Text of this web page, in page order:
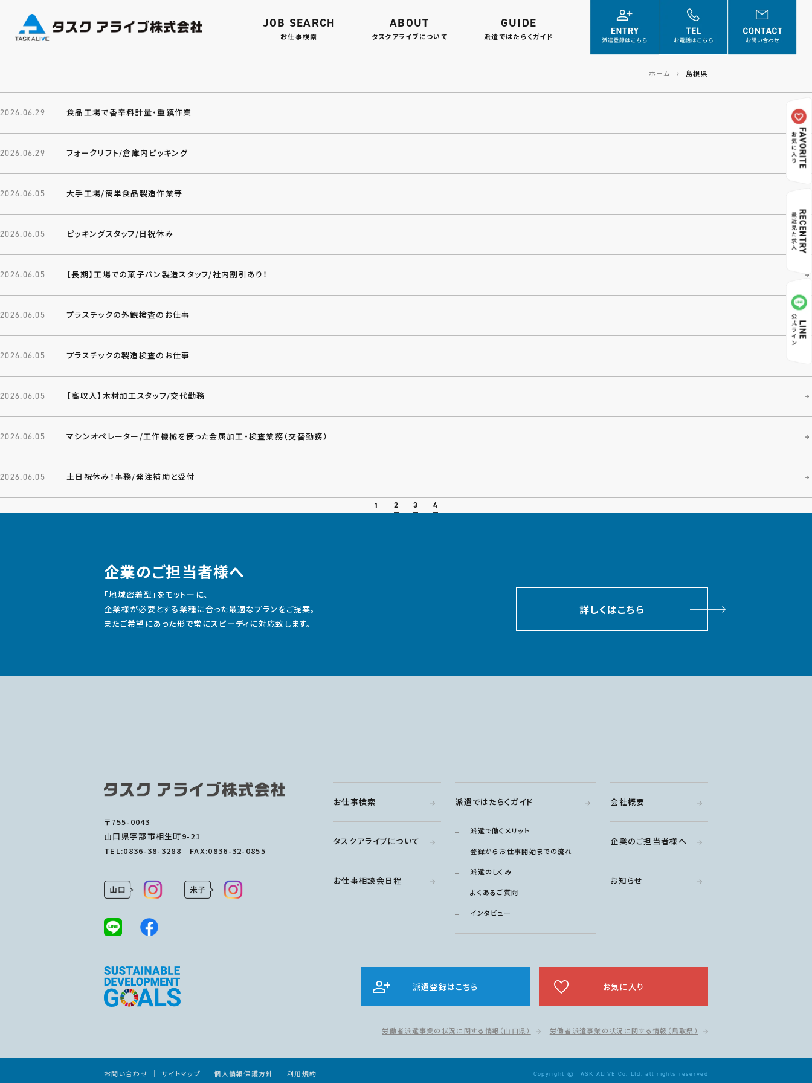
JOB SEARCH
お仕事検索
ABOUT
タスクアライブについて
GUIDE
派遣ではたらくガイド
ホーム 島根県
2026.06.29 食品工場で香辛料計量・重鎮作業
2026.06.29 フォークリフト/倉庫内ピッキング
2026.06.05 大手工場/簡単食品製造作業等
2026.06.05 ピッキングスタッフ/日祝休み
2026.06.05 【長期】工場での菓子パン製造スタッフ/社内割引あり！
2026.06.05 プラスチックの外観検査のお仕事
2026.06.05 プラスチックの製造検査のお仕事
2026.06.05 【高収入】木材加工スタッフ/交代勤務
2026.06.05 マシンオペレーター/工作機械を使った金属加工・検査業務（交替勤務）
2026.06.05 土日祝休み！事務/発注補助と受付
1 2 3 4
企業のご担当者様へ
「地域密着型」をモットーに、
企業様が必要とする業種に合った最適なプランをご提案。
またご希望にあった形で常にスピーディに対応致します。
詳しくはこちら
〒755-0043
山口県宇部市相生町9-21
TEL:0836-38-3288 FAX:0836-32-0855
お仕事検索
タスクアライブについて
お仕事相談会日程
派遣ではたらくガイド
派遣で働くメリット
登録からお仕事開始までの流れ
派遣のしくみ
よくあるご質問
インタビュー
会社概要
企業のご担当者様へ
お知らせ
派遣登録はこちら お気に入り
労働者派遣事業の状況に関する情報 （山口県） 労働者派遣事業の状況に関する情報 （鳥取県）
お問い合わせ サイトマップ 個人情報保護方針 利用規約 Copyright © TASK ALIVE Co. Ltd. all rights reserved